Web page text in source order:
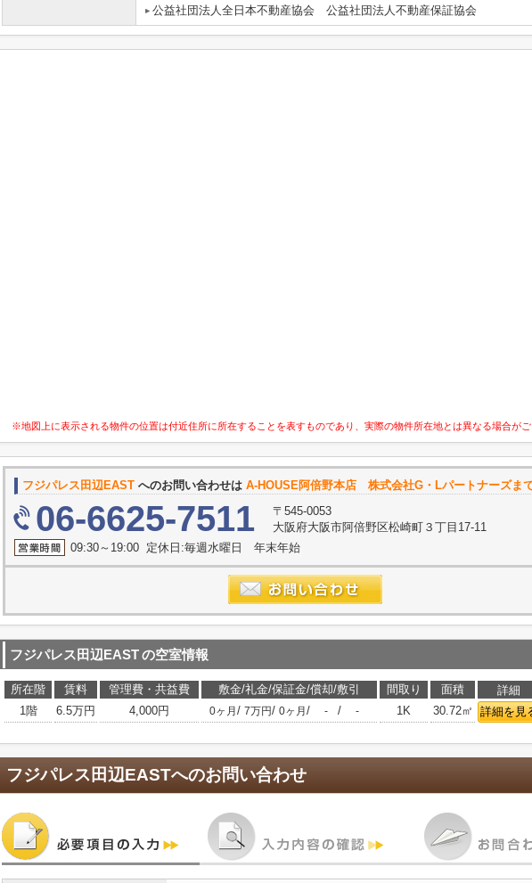
公益社団法人全日本不動産協会 公益社団法人不動産保証協会
※地図上に表示される物件の位置は付近住所に所在することを表すものであり、実際の物件所在地とは異なる場合がご
フジパレス田辺EAST へのお問い合わせは A-HOUSE阿倍野本店 株式会社G・Lパートナーズま
06-6625-7511
〒545-0053
大阪府大阪市阿倍野区松崎町３丁目17-11
09:30～19:00 定休日:毎週水曜日 年末年始
フジパレス田辺EASTの空室情報
所在階 賃料 管理費・共益費 敷金/礼金/保証金/償却/敷引 間取り 面積 詳細
1階
6.5万円 4,000円 0ヶ月 / 7万円/ 0ヶ月 / - / - 1K 30.72㎡ 詳細を見
フジパレス田辺EASTへのお問い合わせ